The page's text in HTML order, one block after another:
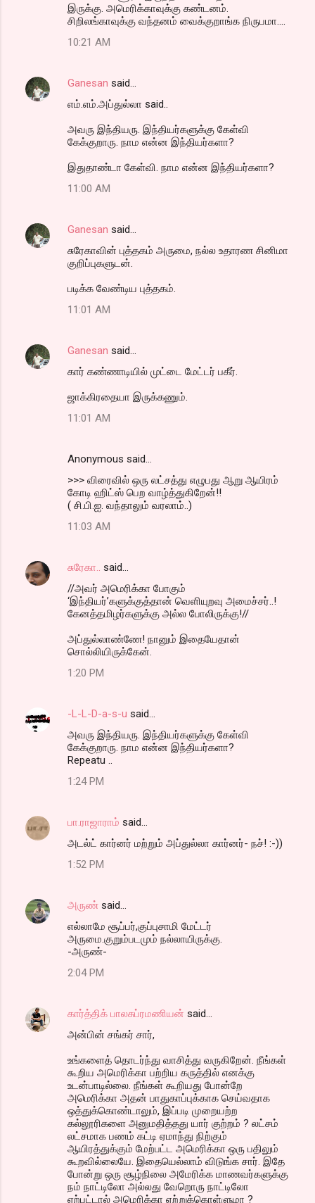
இருக்கு. அமெரிக்காவுக்கு கண்டனம்.
சிறிலங்காவுக்கு வந்தனம் வைக்குறாங்க நிருபமா....
10:21 AM
Ganesan said…
எம்.எம்.அப்துல்லா said..
அவரு இந்தியரு. இந்தியர்களுக்கு கேள்வி
கேக்குறாரு. நாம என்ன இந்தியர்களா?
இதுதாண்டா கேள்வி. நாம என்ன இந்தியர்களா?
11:00 AM
Ganesan said…
சுரேகாவின் புத்தகம் அருமை, நல்ல உதாரண சினிமா
குறிப்புகளுடன்.
படிக்க வேண்டிய புத்தகம்.
11:01 AM
Ganesan said…
கார் கண்ணாடியில் முட்டை மேட்டர் பகீர்.
ஜாக்கிரதையா இருக்கணும்.
11:01 AM
Anonymous said…
>>> விரைவில் ஒரு லட்சத்து எழுபது ஆறு ஆயிரம்
கோடி ஹிட்ஸ் பெற வாழ்த்துகிறேன்!!
( சி.பி.ஐ. வந்தாலும் வரலாம்..)
11:03 AM
சுரேகா..
said…
//அவர் அமெரிக்கா போகும்
‘இந்தியர்’களுக்குத்தான் வெளியுறவு அமைச்சர்..!
கேனத்தமிழர்களுக்கு அல்ல போலிருக்கு!//
அப்துல்லாண்ணே! நானும் இதையேதான்
சொல்லியிருக்கேன்.
1:20 PM
-L-L-D-a-s-u said…
அவரு இந்தியரு. இந்தியர்களுக்கு கேள்வி
கேக்குறாரு. நாம என்ன இந்தியர்களா?
Repeatu ..
1:24 PM
பா.ராஜாராம் said…
அடல்ட் கார்னர் மற்றும் அப்துல்லா கார்னர்- நச்! :-))
1:52 PM
அருண் said…
எல்லாமே சூப்பர்,குப்புசாமி மேட்டர்
அருமை.குறும்படமும் நல்லாயிருக்கு.
-அருண்-
2:04 PM
கார்த்திக் பாலசுப்ரமணியன் said…
அன்பின் சங்கர் சார்,
உங்களைத் தொடர்ந்து வாசித்து வருகிறேன். நீங்கள்
கூறிய அமெரிக்கா பற்றிய கருத்தில் எனக்கு
உடன்பாடில்லை. நீங்கள் கூறியது போன்றே
அமெரிக்கா அதன் பாதுகாப்புக்காக செய்வதாக
ஒத்துக்கொண்டாலும், இப்படி முறையற்ற
கல்லூரிகளை அனுமதித்தது யார் குற்றம் ? லட்சம்
லட்சமாக பணம் கட்டி ஏமாந்து நிற்கும்
ஆயிரத்துக்கும் மேற்பட்ட அமெரிக்கா ஒரு பதிலும்
கூறவில்லையே. இதையெல்லாம் விடுங்க சார். இதே
போன்று ஒரு சூழ்நிலை அமேரிக்க மாணவர்களுக்கு
நம் நாட்டிலோ அல்லது வேறொரு நாட்டிலோ
ஏற்பட்டால் அமெரிக்கா ஏற்றுக்கொள்ளுமா ?